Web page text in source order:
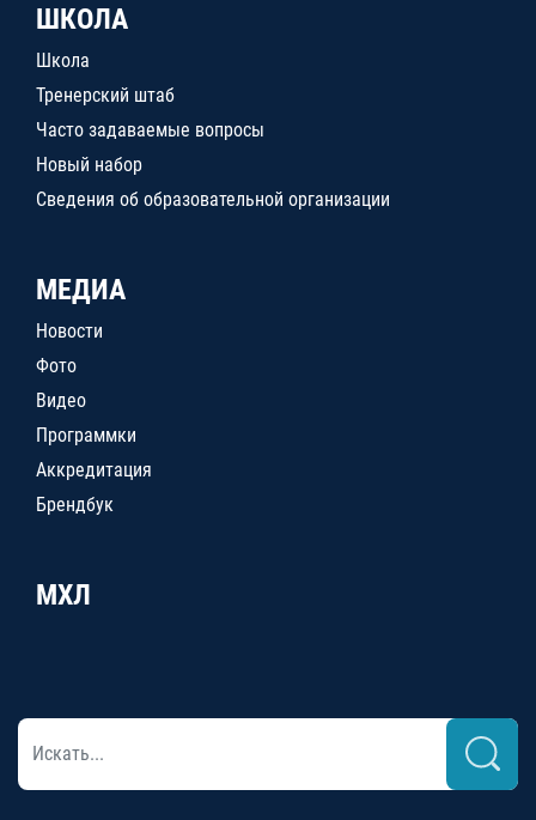
ШКОЛА
Школа
Тренерский штаб
Часто задаваемые вопросы
Новый набор
Сведения об образовательной организации
МЕДИА
Новости
Фото
Видео
Программки
Аккредитация
Брендбук
МХЛ